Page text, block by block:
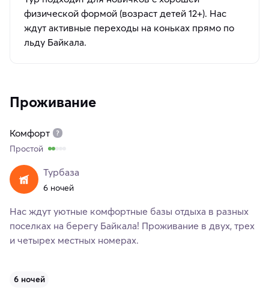
физической формой (возраст детей 12+). Нас
ждут активные переходы на коньках прямо по
льду Байкала.
Проживание
Комфорт
Простой
Турбаза
6 ночей
Нас ждут уютные комфортные базы отдыха в разных
поселках на берегу Байкала! Проживание в двух, трех
и четырех местных номерах.
6 ночей